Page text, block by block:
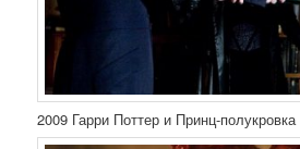
2009 Гарри Поттер и Принц-полукровка